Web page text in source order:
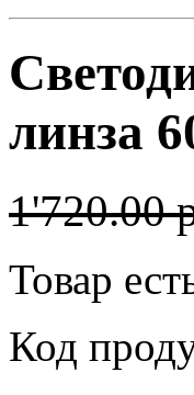
линза
1'720.00
Товар
Код